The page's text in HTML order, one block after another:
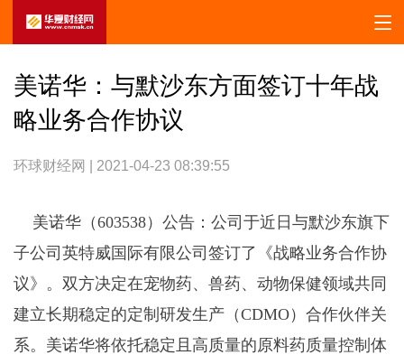
美诺华：与默沙东方面签订十年战
略业务合作协议
环球财经网 | 2021-04-23 08:39:55
美诺华（603538）公告：公司于近日与默沙东旗下
子公司英特威国际有限公司签订了《战略业务合作协
议》。双方决定在宠物药、兽药、动物保健领域共同
建立长期稳定的定制研发生产（CDMO）合作伙伴关
系。美诺华将依托稳定且高质量的原料药质量控制体